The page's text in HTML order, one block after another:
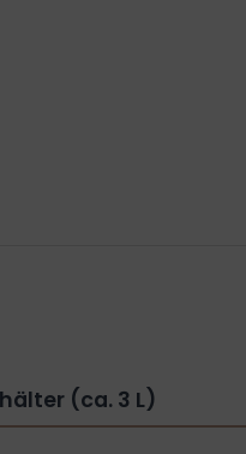
(ca. 3 L)